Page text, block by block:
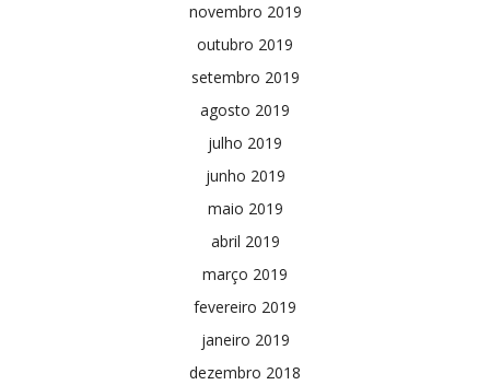
novembro 2019
outubro 2019
setembro 2019
agosto 2019
julho 2019
junho 2019
maio 2019
abril 2019
março 2019
fevereiro 2019
janeiro 2019
dezembro 2018